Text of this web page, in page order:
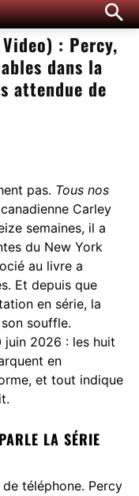
: Percy,
dans la
attendue de
pas. Tous nos
Carley
semaines, il a
du New York
au livre a
Et depuis que
en série, la
souffle.
juin 2026 : les huit
en
et tout indique
LA SÉRIE
téléphone. Percy